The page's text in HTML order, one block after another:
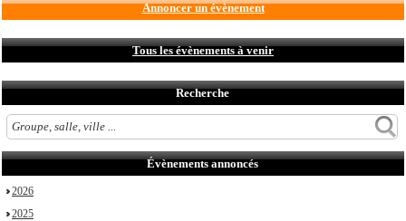
Annoncer un évènement
Tous les évènements à venir
Recherche
Évènements annoncés
2026
2025